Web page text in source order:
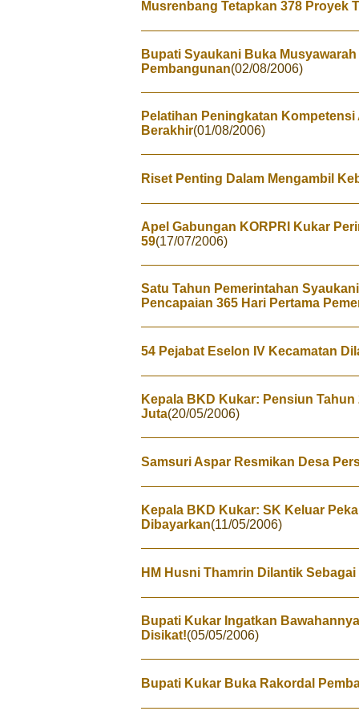
Musrenbang Tetapkan 378 Proyek
Bupati Syaukani Buka
Pembangunan(02/08/2006)
Pelatihan Peningkatan Kompetensi
Berakhir(01/08/2006)
Riset Penting Dalam Mengambil
Apel Gabungan KORPRI Kukar
59(17/07/2006)
Satu Tahun Pemerintahan
Pencapaian 365 Hari Pertama
54 Pejabat Eselon IV Kecamatan
Kepala BKD Kukar: Pensiun
Juta(20/05/2006)
Samsuri Aspar Resmikan Desa
Kepala BKD Kukar: SK Keluar
Dibayarkan(11/05/2006)
HM Husni Thamrin Dilantik
Bupati Kukar Ingatkan
Disikat!(05/05/2006)
Bupati Kukar Buka Rakordal